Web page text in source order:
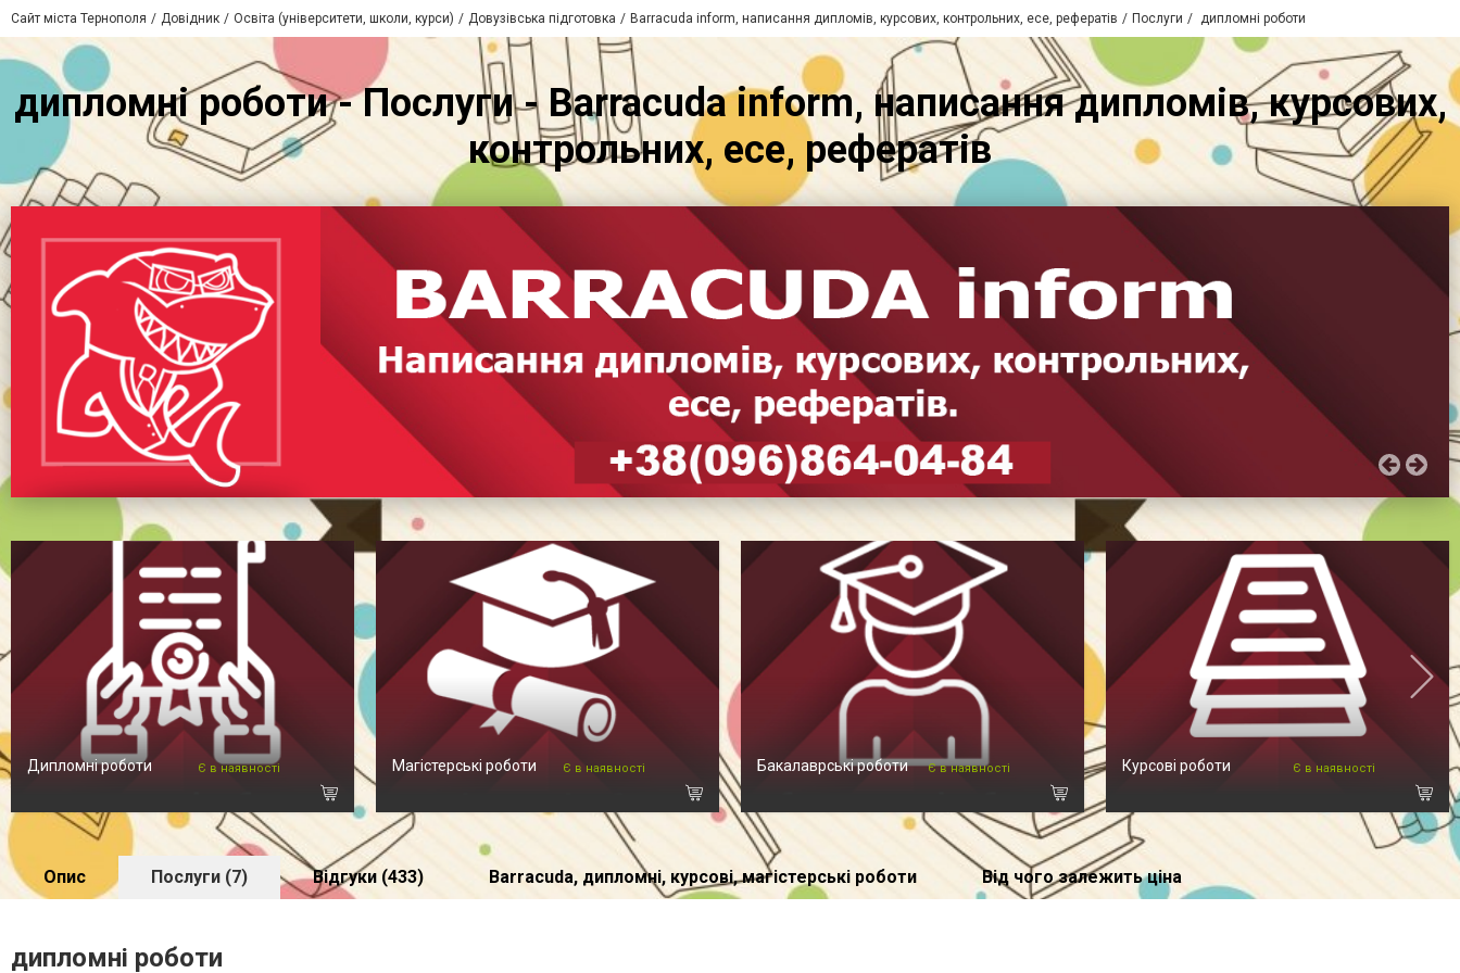
Сайт міста Тернополя Довідник Освіта (університети, школи, курси) Довузівська підготовка Barracuda inform, написання дипломів, курсових, контрольних, есе, рефератів Послуги дипломні роботи
дипломні роботи - Послуги - Barracuda inform, написання дипломів, курсових,
контрольних, есе, рефератів
Дипломні роботи Є в наявності Магістерські роботи Є в наявності Бакалаврські роботи Є в наявності Курсові роботи Є в наявності
Опис Послуги (7) Відгуки (433) Barracuda, дипломні, курсові, магістерські роботи Від чого залежить ціна
дипломні роботи